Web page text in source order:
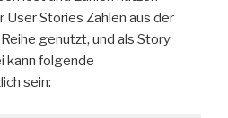
User Stories Zahlen aus der
genutzt, und als Story
kann folgende
sein: